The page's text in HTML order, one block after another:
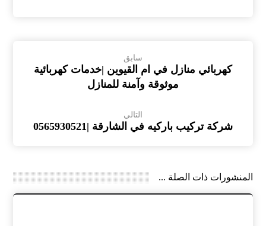
سابق
كهربائي منازل في ام القيوين |خدمات كهربائية
موثوقة وآمنة للمنازل
التالي
شركة تركيب باركيه في الشارقة |0565930521
المنشورات ذات الصلة ...